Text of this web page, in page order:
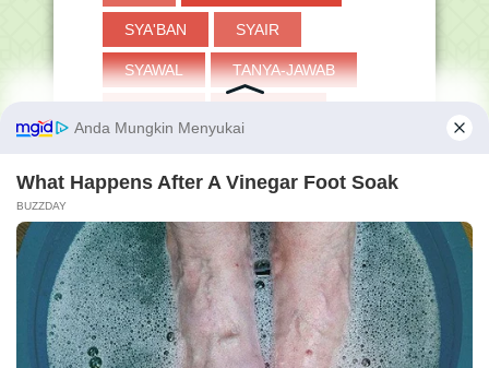
SYA'BAN SYAIR
SYAWAL TANYA-JAWAB
TKA TOKOH TP
TPG TRIK TUKIN
TWIBBON UAMBN-BK
UJIAN UKKJ UMRAH
UMUM VERVAL PD